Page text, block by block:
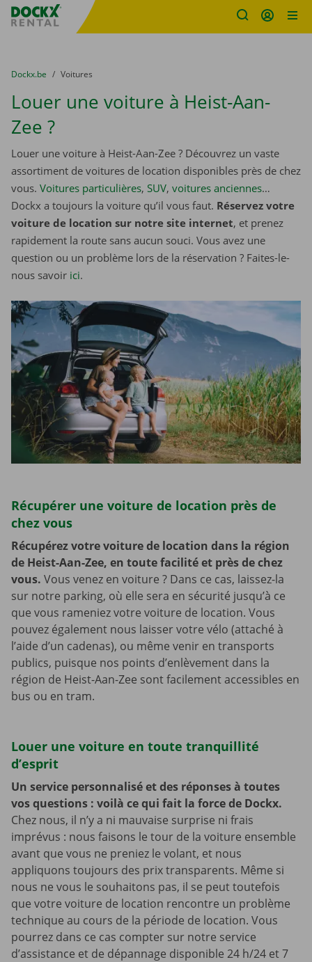
sitename
You are here:
du
Dockx.be to
Voitures
Louer une voiture à Heist-Aan-
Zee ?
Louer une voiture à Heist-Aan-Zee ? Découvrez un vaste
assortiment de voitures de location disponibles près de chez
vous. Voitures particulières, SUV, voitures anciennes…
Dockx a toujours la voiture qu’il vous faut. Réservez votre
voiture de location sur notre site internet, et prenez
rapidement la route sans aucun souci. Vous avez une
question ou un problème lors de la réservation ? Faites-le-
nous savoir ici.
Récupérer une voiture de location près de
chez vous
Récupérez votre voiture de location dans la région
de Heist-Aan-Zee, en toute facilité et près de chez
vous. Vous venez en voiture ? Dans ce cas, laissez-la
sur notre parking, où elle sera en sécurité jusqu’à ce
que vous rameniez votre voiture de location. Vous
pouvez également nous laisser votre vélo (attaché à
l’aide d’un cadenas), ou même venir en transports
publics, puisque nos points d’enlèvement dans la
région de Heist-Aan-Zee sont facilement accessibles en
bus ou en tram.
Louer une voiture en toute tranquillité
d’esprit
Un service personnalisé et des réponses à toutes
vos questions : voilà ce qui fait la force de Dockx.
Chez nous, il n’y a ni mauvaise surprise ni frais
imprévus : nous faisons le tour de la voiture ensemble
avant que vous ne preniez le volant, et nous
appliquons toujours des prix transparents. Même si
nous ne vous le souhaitons pas, il se peut toutefois
que votre voiture de location rencontre un problème
technique au cours de la période de location. Vous
pourrez dans ce cas compter sur notre service
d’assistance et de dépannage disponible 24 h/24 et 7